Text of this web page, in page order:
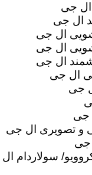
ال جی
ال جی
ال جی
ال جی
ال جی
ال جی
جی
جی
و تصویری ال جی
جی
سولاردام